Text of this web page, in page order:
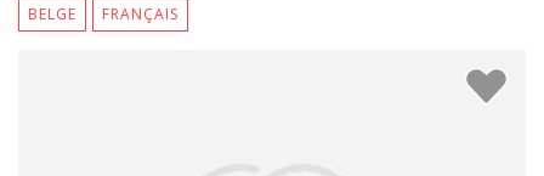
BELGE FRANÇAIS